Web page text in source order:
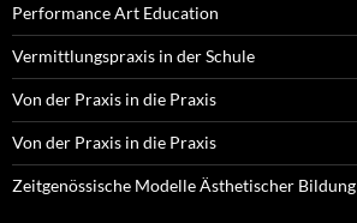
Performance Art Education
Vermittlungspraxis in der Schule
Von der Praxis in die Praxis
Von der Praxis in die Praxis
Zeitgenössische Modelle Ästhetischer Bildung